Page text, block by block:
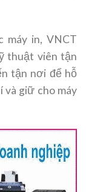
máy in, VNCT
thuật viên tận
tận nơi để hỗ
và giữ cho máy